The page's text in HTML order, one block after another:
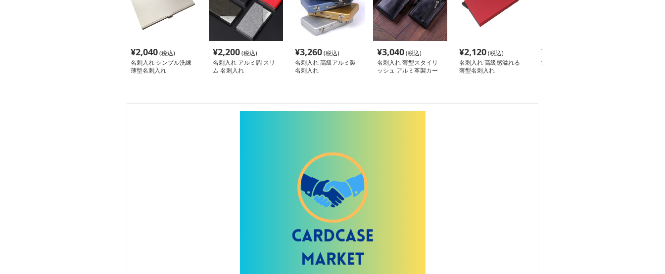
¥2,040(税込)
名刺入れ シンプル洗練
薄型名刺入れ
¥2,200(税込)
名刺入れ アルミ調 スリ
ム 名刺入れ
¥3,260(税込)
名刺入れ 高級アルミ製
名刺入れ
¥3,040(税込)
名刺入れ 薄型スタイリ
ッシュ アルミ革製カー
¥2,120(税込)
名刺入れ 高級感溢れる
薄型名刺入れ
¥
洗練ビジネス名刺入れ